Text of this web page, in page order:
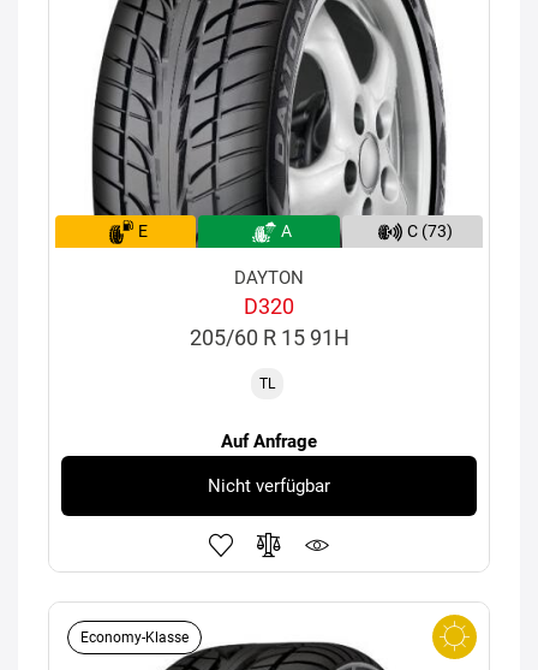
E A C (73)
DAYTON
D320
205/60 R 15 91H
TL
Auf Anfrage
Nicht verfügbar
Economy-Klasse